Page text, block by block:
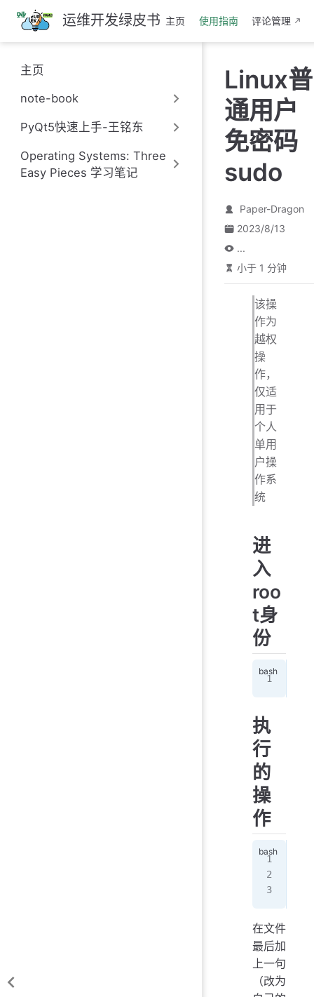
跳
至
主
要
內
运维开发绿皮书 主页 使用指南 评论管理
主页
note-book
PyQt5快速上手-王铭东
Operating Systems: Three
Easy Pieces 学习笔记
Linux普
通用户
免密码
sudo
Paper-Dragon
2023/8/13
...
小于 1 分钟
该操
作为
越权
操
作，
仅适
用于
个人
单用
户操
作系
统
进
入
roo
t身
份
执
行
的
操
作
在文件
最后加
上一句
（改为